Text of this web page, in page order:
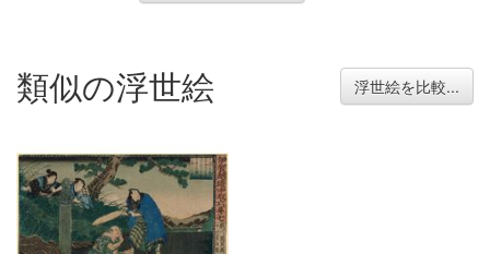
類似の浮世絵 浮世絵を比較...